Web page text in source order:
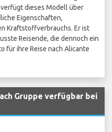
dieses Modell über
Eigenschaften,
Kraftstoffverbrauchs. Er ist
Reisende, die dennoch ein
für ihre Reise nach Alicante
Gruppe verfügbar bei